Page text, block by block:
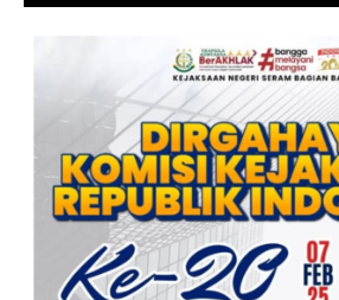
KEJAKSAAN RI KE- 20 TAHUN.